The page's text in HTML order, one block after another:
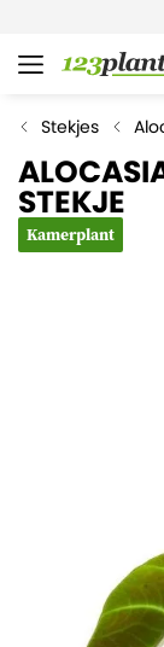
Stekjes
STEKJE
Kamerplant